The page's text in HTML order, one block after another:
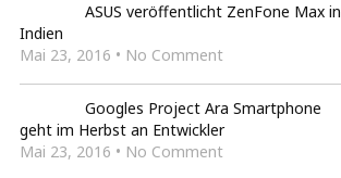
ASUS veröffentlicht ZenFone Max in
Indien
Mai 23, 2016 • No Comment
Googles Project Ara Smartphone
geht im Herbst an Entwickler
Mai 23, 2016 • No Comment